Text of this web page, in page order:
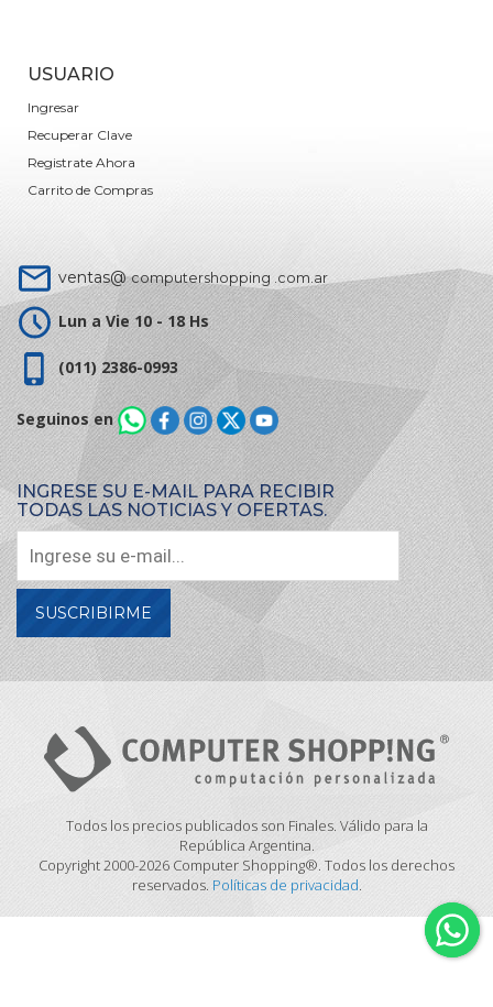
USUARIO
Ingresar
Recuperar Clave
Registrate Ahora
Carrito de Compras
ventas@computershopping .com.ar
Lun a Vie 10 - 18 Hs
(011) 2386-0993
Seguinos en
INGRESE SU E-MAIL PARA RECIBIR
TODAS LAS NOTICIAS Y OFERTAS.
SUSCRIBIRME
Todos los precios publicados son Finales. Válido para la
República Argentina.
Copyright 2000-2026 Computer Shopping®. Todos los derechos
reservados. Políticas de privacidad.